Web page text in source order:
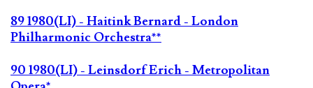
89 1980(LI) - Haitink Bernard - London
Philharmonic Orchestra**
90 1980(LI) - Leinsdorf Erich - Metropolitan